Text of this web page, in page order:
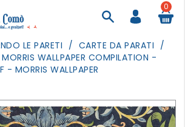
0
LE PARETI
CARTE DA PARATI
WALLPAPER COMPILATION -
- MORRIS WALLPAPER